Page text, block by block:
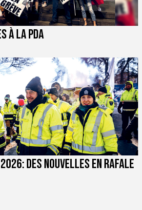
à la PDA
des nouvelles en rafale